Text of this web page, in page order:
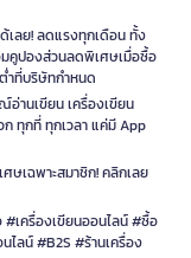
เลย! ลดแรงทุกเดือน ทั้ง
คูปองส่วนลดพิเศษเมื่อซื้อ
ำที่บริษัทกำหนด
อ่านเขียน เครื่องเขียน
ทุกที่ ทุกเวลา แค่มี App
ษเฉพาะสมาชิก! คลิกเลย
#เครื่องเขียนออนไลน์ #ซื้อ
ไลน์ #B2S #ร้านเครื่อง